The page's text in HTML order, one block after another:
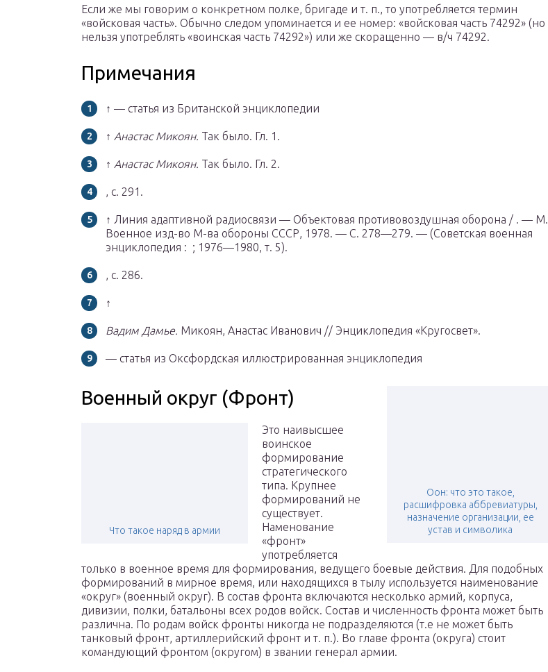
Если же мы говорим о конкретном полке, бригаде и т. п., то употребляется термин
«войсковая часть». Обычно следом упоминается и ее номер: «войсковая часть 74292» (но
нельзя употреблять «воинская часть 74292») или же скоращенно — в/ч 74292.
Примечания
↑ — статья из Британской энциклопедии
↑ Анастас Микоян. Так было. Гл. 1.
↑ Анастас Микоян. Так было. Гл. 2.
, с. 291.
↑ Линия адаптивной радиосвязи — Объектовая противовоздушная оборона / . — М.
Военное изд-во М-ва обороны СССР, 1978. — С. 278—279. — (Советская военная
энциклопедия : ; 1976—1980, т. 5).
, с. 286.
↑
Вадим Дамье. Микоян, Анастас Иванович // Энциклопедия «Кругосвет».
— статья из Оксфордская иллюстрированная энциклопедия
Оон: что это такое,
расшифровка аббревиатуры,
назначение организации, ее
устав и символика
Военный округ (Фронт)
Что такое наряд в армии
Это наивысшее
воинское
формирование
стратегического
типа. Крупнее
формирований не
существует.
Наменование
«фронт»
употребляется
только в военное время для формирования, ведущего боевые действия. Для подобных
формирований в мирное время, или находящихся в тылу используется наименование
«округ» (военный округ). В состав фронта включаются несколько армий, корпуса,
дивизии, полки, батальоны всех родов войск. Состав и численность фронта может быть
различна. По родам войск фронты никогда не подразделяются (т.е не может быть
танковый фронт, артиллерийский фронт и т. п.). Во главе фронта (округа) стоит
командующий фронтом (округом) в звании генерал армии.